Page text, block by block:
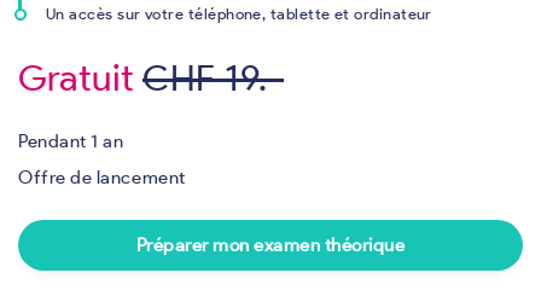
Un accès sur votre téléphone, tablette et ordinateur
Gratuit CHF 19.-
Pendant 1 an
Offre de lancement
Préparer mon examen théorique